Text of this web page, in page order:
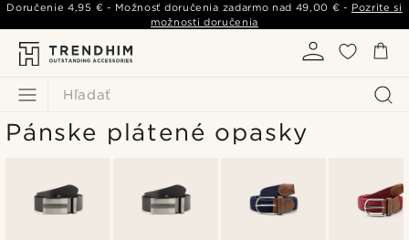
Hľadať
Doručenie4,95 € - Možnosť doručenia zadarmo nad 49,00 € - Pozrite si
možnosti doručenia
Pánske plátené opasky